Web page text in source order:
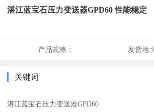
湛江蓝宝石压力变送器GPD60 性能稳定
产品规格： 发货地:
关键词
湛江蓝宝石压力变送器GPD60